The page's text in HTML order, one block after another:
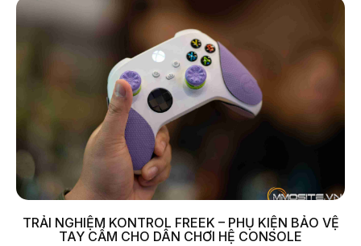
TRẢI NGHIỆM KONTROL FREEK – PHỤ KIỆN BẢO VỆ
TAY CẦM CHO DÂN CHƠI HỆ CONSOLE